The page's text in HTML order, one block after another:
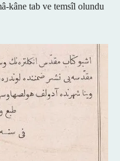
kâne tab ve temsîl olundu